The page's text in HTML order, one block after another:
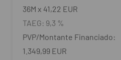
36M x 41,22 EUR
TAEG: 9,3 %
PVP/Montante Financiado:
1.349,99 EUR